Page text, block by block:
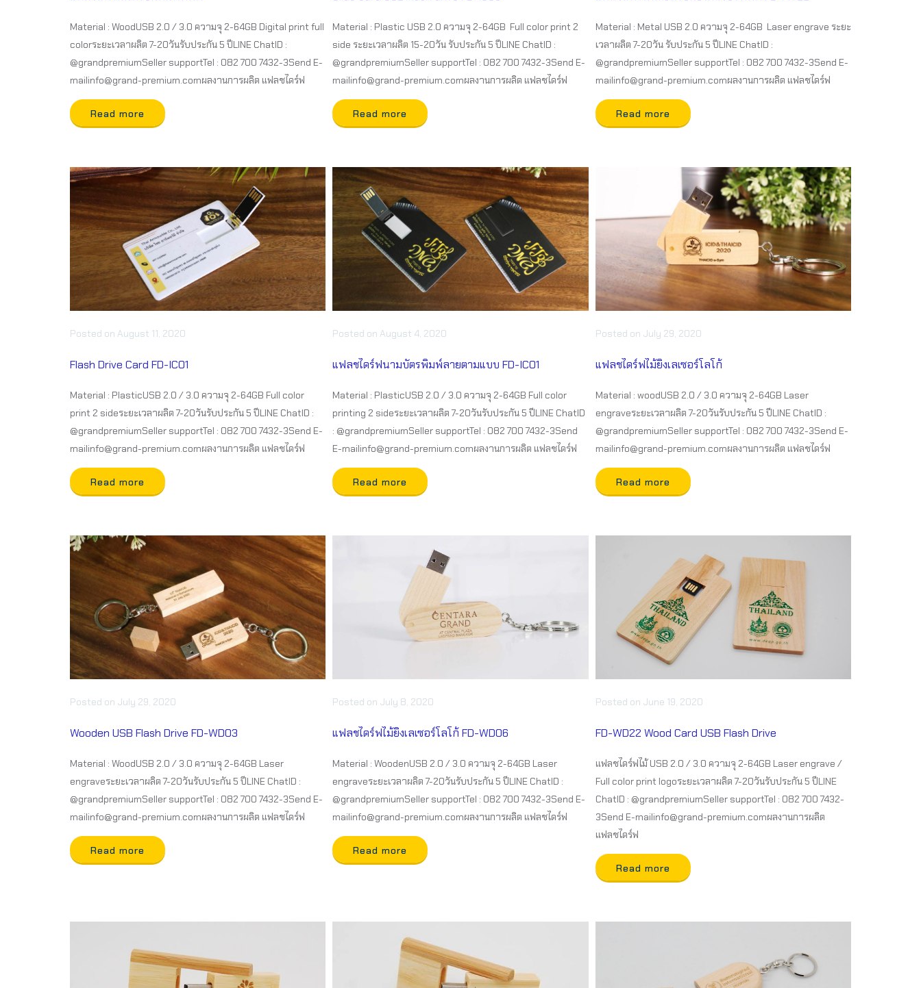
Material : WoodUSB 2.0 / 3.0 ความจุ 2-64GB Digital print full
colorระยะเวลาผลิต 7-20วันรับประกัน 5 ปีLINE ChatID :
@grandpremiumSeller supportTel : 082 700 7432-3Send E-
mailinfo@grand-premium.comผลงานการผลิต แฟลชไดร์ฟ
Read more
Material : Plastic USB 2.0 ความจุ 2-64GB Full color print 2
side ระยะเวลาผลิต 15-20วัน รับประกัน 5 ปีLINE ChatID :
@grandpremiumSeller supportTel : 082 700 7432-3Send E-
mailinfo@grand-premium.comผลงานการผลิต แฟลชไดร์ฟ
Read more
Material : Metal USB 2.0 ความจุ 2-64GB Laser engrave ระยะ
เวลาผลิต 7-20วัน รับประกัน 5 ปีLINE ChatID :
@grandpremiumSeller supportTel : 082 700 7432-3Send E-
mailinfo@grand-premium.comผลงานการผลิต แฟลชไดร์ฟ
Read more
Posted on August 11, 2020
Flash Drive Card FD-IC01
Material : PlasticUSB 2.0 / 3.0 ความจุ 2-64GB Full color
print 2 sideระยะเวลาผลิต 7-20วันรับประกัน 5 ปีLINE ChatID :
@grandpremiumSeller supportTel : 082 700 7432-3Send E-
mailinfo@grand-premium.comผลงานการผลิต แฟลชไดร์ฟ
Read more
Posted on August 4, 2020
แฟลชไดร์ฟนามบัตรพิมพ์ลายตามแบบ FD-IC01
Material : PlasticUSB 2.0 / 3.0 ความจุ 2-64GB Full color
printing 2 sideระยะเวลาผลิต 7-20วันรับประกัน 5 ปีLINE ChatID
: @grandpremiumSeller supportTel : 082 700 7432-3Send
E-mailinfo@grand-premium.comผลงานการผลิต แฟลชไดร์ฟ
Read more
Posted on July 29, 2020
แฟลชไดร์ฟไม้ยิงเลเซอร์โลโก้
Material : woodUSB 2.0 / 3.0 ความจุ 2-64GB Laser
engraveระยะเวลาผลิต 7-20วันรับประกัน 5 ปีLINE ChatID :
@grandpremiumSeller supportTel : 082 700 7432-3Send E-
mailinfo@grand-premium.comผลงานการผลิต แฟลชไดร์ฟ
Read more
Posted on July 29, 2020
Wooden USB Flash Drive FD-WD03
Material : WoodUSB 2.0 / 3.0 ความจุ 2-64GB Laser
engraveระยะเวลาผลิต 7-20วันรับประกัน 5 ปีLINE ChatID :
@grandpremiumSeller supportTel : 082 700 7432-3Send E-
mailinfo@grand-premium.comผลงานการผลิต แฟลชไดร์ฟ
Read more
Posted on July 8, 2020
แฟลชไดร์ฟไม้ยิงเลเซอร์โลโก้ FD-WD06
Material : WoodenUSB 2.0 / 3.0 ความจุ 2-64GB Laser
engraveระยะเวลาผลิต 7-20วันรับประกัน 5 ปีLINE ChatID :
@grandpremiumSeller supportTel : 082 700 7432-3Send E-
mailinfo@grand-premium.comผลงานการผลิต แฟลชไดร์ฟ
Read more
Posted on June 19, 2020
FD-WD22 Wood Card USB Flash Drive
แฟลชไดร์ฟไม้ USB 2.0 / 3.0 ความจุ 2-64GB Laser engrave /
Full color print logoระยะเวลาผลิต 7-20วันรับประกัน 5 ปีLINE
ChatID : @grandpremiumSeller supportTel : 082 700 7432-
3Send E-mailinfo@grand-premium.comผลงานการผลิต
แฟลชไดร์ฟ
Read more